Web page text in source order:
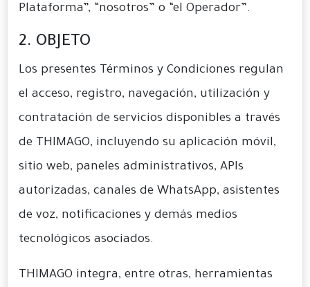
Plataforma”, “nosotros” o “el Operador”.
2. OBJETO
Los presentes Términos y Condiciones regulan
el acceso, registro, navegación, utilización y
contratación de servicios disponibles a través
de THIMAGO, incluyendo su aplicación móvil,
sitio web, paneles administrativos, APIs
autorizadas, canales de WhatsApp, asistentes
de voz, notificaciones y demás medios
tecnológicos asociados.
THIMAGO integra, entre otras, herramientas